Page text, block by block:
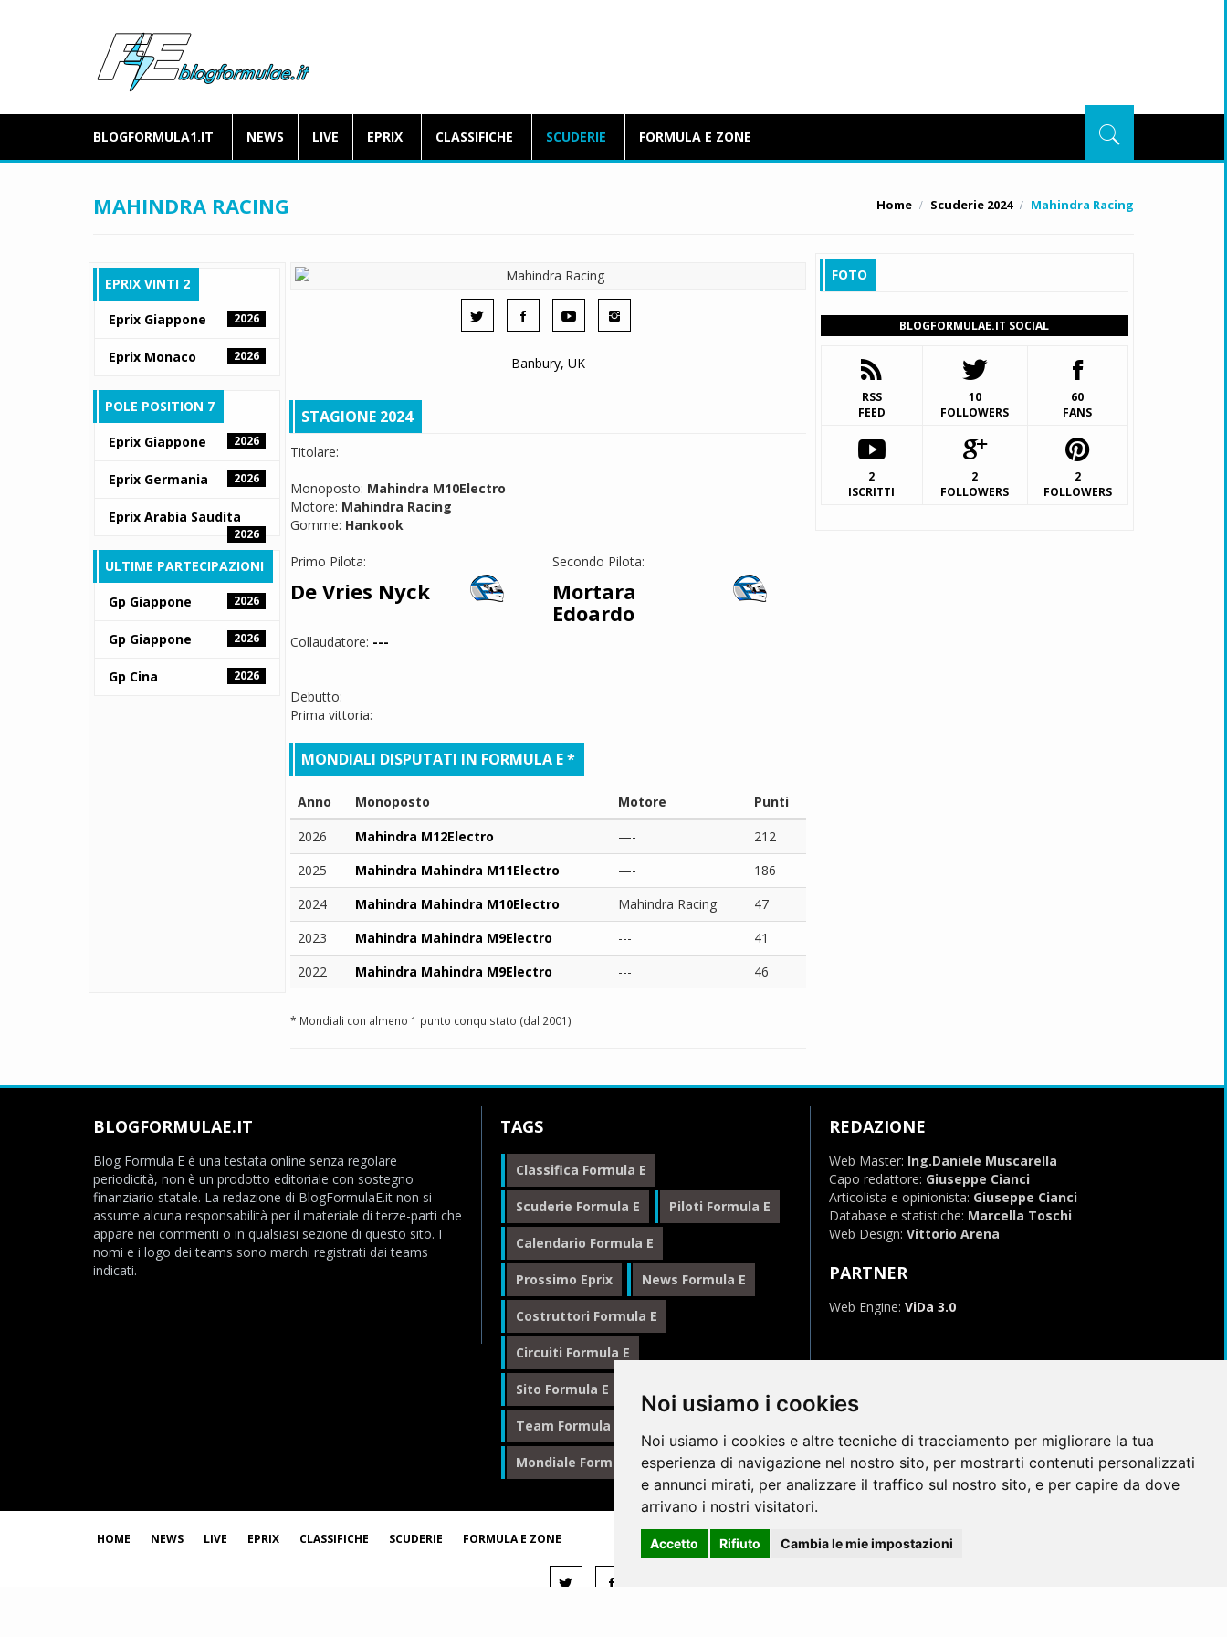
Noi usiamo i cookies
Noi usiamo i cookies e altre tecniche di tracciamento per migliorare la tua
esperienza di navigazione nel nostro sito, per mostrarti contenuti personalizzati
e annunci mirati, per analizzare il traffico sul nostro sito, e per capire da dove
arrivano i nostri visitatori.
Accetto Rifiuto Cambia le mie impostazioni
BLOGFORMULA1.IT NEWS LIVE EPRIX CLASSIFICHE SCUDERIE FORMULA E ZONE
MAHINDRA RACING Home Scuderie 2024 Mahindra Racing
EPRIX VINTI 2
Eprix Giappone 2026
Eprix Monaco 2026
POLE POSITION 7
Eprix Giappone 2026
Eprix Germania 2026
Eprix Arabia Saudita
2026
ULTIME PARTECIPAZIONI
Gp Giappone 2026
Gp Giappone 2026
Gp Cina 2026
Banbury, UK
STAGIONE 2024
Titolare:
Monoposto: Mahindra M10Electro
Motore: Mahindra Racing
Gomme: Hankook
Primo Pilota:
De Vries Nyck
Secondo Pilota:
Mortara
Edoardo
Collaudatore: ---
Debutto:
Prima vittoria:
MONDIALI DISPUTATI IN FORMULA E *
Anno Monoposto Motore
Punti
2026
Mahindra M12Electro —-
212
2025
Mahindra Mahindra M11Electro —-
186
2024
Mahindra Mahindra M10Electro Mahindra Racing
47
2023
Mahindra Mahindra M9Electro ---
41
2022
Mahindra Mahindra M9Electro --- 46
* Mondiali con almeno 1 punto conquistato (dal 2001)
FOTO
BLOGFORMULAE.IT SOCIAL
RSS
FEED
10
FOLLOWERS
60
FANS
2
ISCRITTI
2
FOLLOWERS
2
FOLLOWERS
BLOGFORMULAE.IT
Blog Formula E è una testata online senza regolare
periodicità, non è un prodotto editoriale con sostegno
finanziario statale. La redazione di BlogFormulaE.it non si
assume alcuna responsabilità per il materiale di terze-parti che
appare nei commenti o in qualsiasi sezione di questo sito. I
nomi e i logo dei teams sono marchi registrati dai teams
indicati.
TAGS
Classifica Formula E
Scuderie Formula E Piloti Formula E
Calendario Formula E
Prossimo Eprix News Formula E
Costruttori Formula E
Circuiti Formula E
Sito Formula E Italiano
Team Formula E
Mondiale Formula E Formula E
REDAZIONE
Web Master: Ing.Daniele Muscarella
Capo redattore: Giuseppe Cianci
Articolista e opinionista: Giuseppe Cianci
Database e statistiche: Marcella Toschi
Web Design: Vittorio Arena
PARTNER
Web Engine: ViDa 3.0
HOME NEWS LIVE EPRIX CLASSIFICHE SCUDERIE FORMULA E ZONE © 1996-2026, tutti i marchi appartengono ai rispettivi proprietari